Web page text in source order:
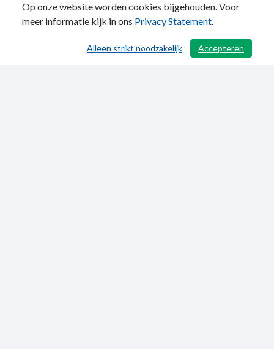
/ 503
Op onze website worden cookies bijgehouden. Voor
meer informatie kijk in ons Privacy Statement.
Accepteren
Alleen strikt noodzakelijk